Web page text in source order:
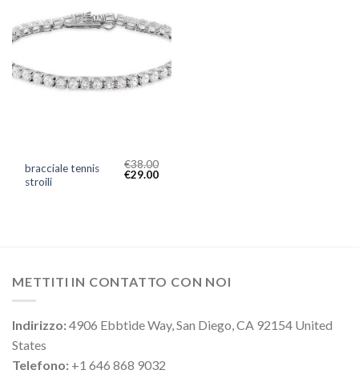
bracciale tennis
stroili
€38.00
€29.00
METTITI IN CONTATTO CON NOI
Indirizzo:4906 Ebbtide Way, San Diego, CA 92154 United
States
Telefono: +1 646 868 9032